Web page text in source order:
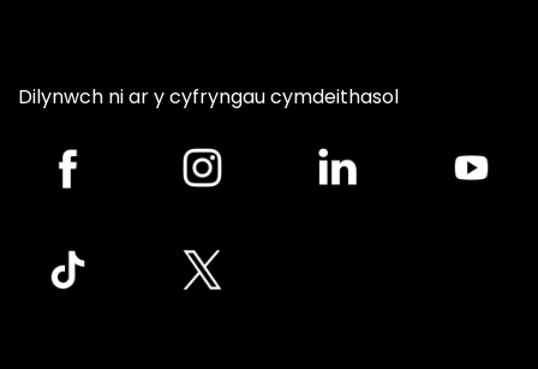
Dilynwch ni ar y cyfryngau cymdeithasol